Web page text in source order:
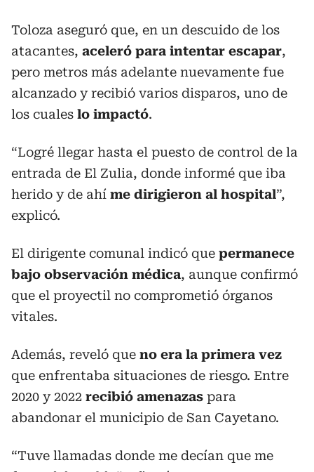
Toloza aseguró que, en un descuido de los
atacantes, aceleró para intentar escapar,
pero metros más adelante nuevamente fue
alcanzado y recibió varios disparos, uno de
los cuales lo impactó.
“Logré llegar hasta el puesto de control de la
entrada de El Zulia, donde informé que iba
herido y de ahí me dirigieron al hospital”,
explicó.
El dirigente comunal indicó que permanece
bajo observación médica, aunque confirmó
que el proyectil no comprometió órganos
vitales.
Además, reveló que no era la primera vez
que enfrentaba situaciones de riesgo. Entre
2020 y 2022 recibió amenazas para
abandonar el municipio de San Cayetano.
“Tuve llamadas donde me decían que me